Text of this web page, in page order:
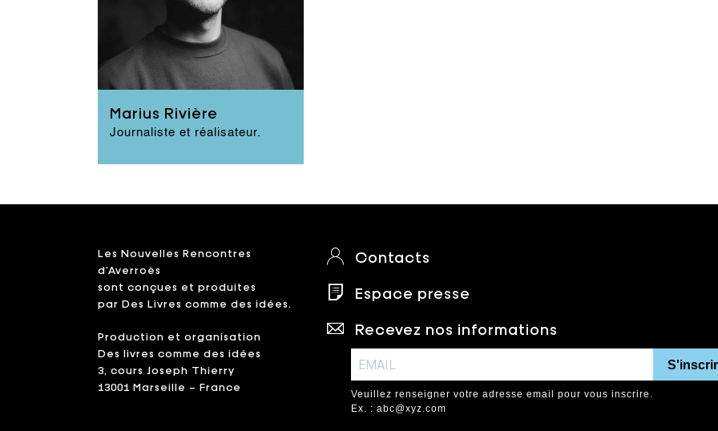
Marius Rivière
Journaliste et réalisateur.
complexité du monde. Il
travaille principalement pour
la presse française nationale
(Mediapart, Libération, Pour
l'Eco, StreetPress), locale
(Marsactu, La
Marseillaise, Magma) ou
suisse (RTS). Ses thèmes de
de Flamme ou des court-
métrages de fictions :
Écoute ou Bête Noire.
Les Nouvelles Rencontres
d’Averroès
sont conçues et produites
par Des Livres comme des idées.
Production et organisation
Des livres comme des idées
3, cours Joseph Thierry
13001 Marseille – France
Contacts
Espace presse
Recevez nos informations
Veuillez renseigner votre adresse email pour vous inscrire.
Ex. : abc@xyz.com